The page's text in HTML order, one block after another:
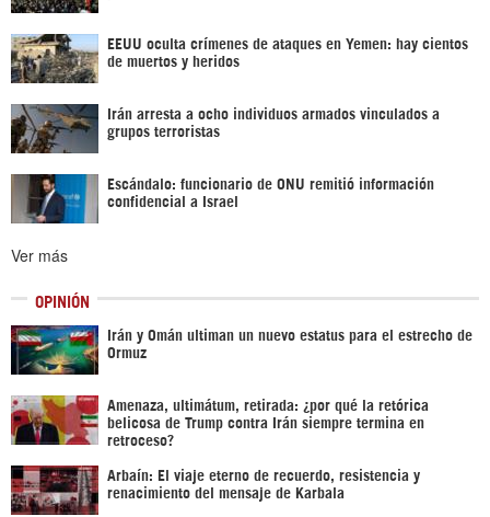
EEUU oculta crímenes de ataques en Yemen: hay cientos
de muertos y heridos
Irán arresta a ocho individuos armados vinculados a
grupos terroristas
Escándalo: funcionario de ONU remitió información
confidencial a Israel
Ver más
OPINIÓN
Irán y Omán ultiman un nuevo estatus para el estrecho de
Ormuz
Amenaza, ultimátum, retirada: ¿por qué la retórica
belicosa de Trump contra Irán siempre termina en
retroceso?
Arbaín: El viaje eterno de recuerdo, resistencia y
renacimiento del mensaje de Karbala